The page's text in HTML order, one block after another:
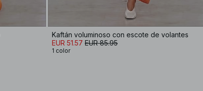
Kaftán voluminoso con escote de volantes
EUR 51.57 EUR 85.95
1 color